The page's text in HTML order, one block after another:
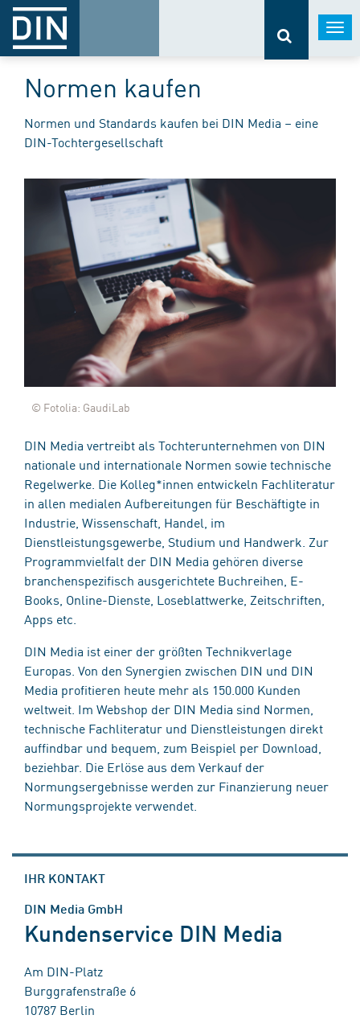
Normen kaufen
Normen und Standards kaufen bei DIN Media – eine
DIN-Tochtergesellschaft
© Fotolia: GaudiLab
DIN Media vertreibt als Tochterunternehmen von DIN
nationale und internationale Normen sowie technische
Regelwerke. Die Kolleg*innen entwickeln Fachliteratur
in allen medialen Aufbereitungen für Beschäftigte in
Industrie, Wissenschaft, Handel, im
Dienstleistungsgewerbe, Studium und Handwerk. Zur
Programmvielfalt der DIN Media gehören diverse
branchenspezifisch ausgerichtete Buchreihen, E-
Books, Online-Dienste, Loseblattwerke, Zeitschriften,
Apps etc.
DIN Media ist einer der größten Technikverlage
Europas. Von den Synergien zwischen DIN und DIN
Media profitieren heute mehr als 150.000 Kunden
weltweit. Im Webshop der DIN Media sind Normen,
technische Fachliteratur und Dienstleistungen direkt
auffindbar und bequem, zum Beispiel per Download,
beziehbar. Die Erlöse aus dem Verkauf der
Normungsergebnisse werden zur Finanzierung neuer
Normungsprojekte verwendet.
IHR KONTAKT
DIN Media GmbH
Kundenservice DIN Media
Am DIN-Platz
Burggrafenstraße 6
10787 Berlin